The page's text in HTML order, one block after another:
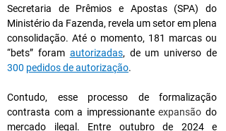
Secretaria de Prêmios e Apostas (SPA) do
Ministério da Fazenda, revela um setor em plena
consolidação. Até o momento, 181 marcas ou
“bets” foram autorizadas
300 pedidos de autorização.
Contudo, esse processo de formalização
contrasta com a impressionante expansão do
mercado ilegal. Entre outubro de 2024 e